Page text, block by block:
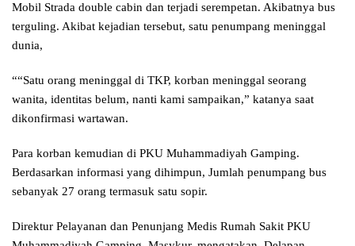
Mobil Strada double cabin dan terjadi serempetan. Akibatnya bus
terguling. Akibat kejadian tersebut, satu penumpang meninggal
dunia,
““Satu orang meninggal di TKP, korban meninggal seorang
wanita, identitas belum, nanti kami sampaikan,” katanya saat
dikonfirmasi wartawan.
Para korban kemudian di PKU Muhammadiyah Gamping.
Berdasarkan informasi yang dihimpun, Jumlah penumpang bus
sebanyak 27 orang termasuk satu sopir.
Direktur Pelayanan dan Penunjang Medis Rumah Sakit PKU